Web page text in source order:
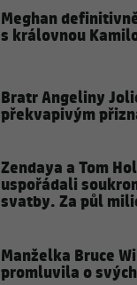
Meghan
s královnou
Bratr Angeliny
překvapivým
Zendaya a Tom
uspořádali
svatby. Za půl
Manželka Bruce
promluvila o